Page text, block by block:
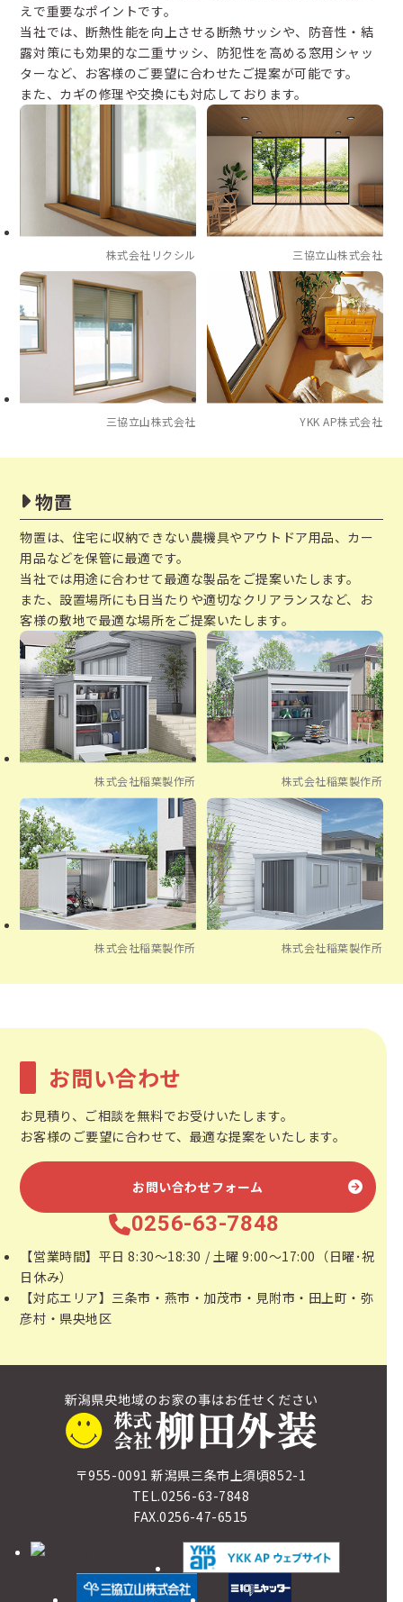
えで重要なポイントです。
当社では、断熱性能を向上させる断熱サッシや、防音性・結
露対策にも効果的な二重サッシ、防犯性を高める窓用シャッ
ターなど、お客様のご要望に合わせたご提案が可能です。
また、カギの修理や交換にも対応しております。
株式会社リクシル 三協立山株式会社
三協立山株式会社 YKK AP株式会社
物置
物置は、住宅に収納できない農機具やアウトドア用品、カー
用品などを保管に最適です。
当社では用途に合わせて最適な製品をご提案いたします。
また、設置場所にも日当たりや適切なクリアランスなど、お
客様の敷地で最適な場所をご提案いたします。
株式会社稲葉製作所 株式会社稲葉製作所
株式会社稲葉製作所 株式会社稲葉製作所
お問い合わせ
お見積り、ご相談を無料でお受けいたします。
お客様のご要望に合わせて、最適な提案をいたします。
お問い合わせフォーム
0256-63-7848
【営業時間】平日 8:30～18:30 / 土曜 9:00～17:00（日曜･祝
日休み）
【対応エリア】三条市・燕市・加茂市・見附市・田上町・弥
彦村・県央地区
〒955-0091 新潟県三条市上須頃852-1
TEL.0256-63-7848
FAX.0256-47-6515